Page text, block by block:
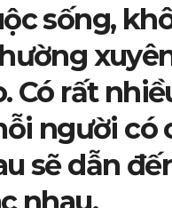
sống,
Có rất
người có
sẽ dẫn